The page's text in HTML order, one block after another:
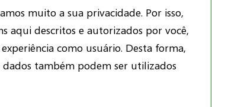
muito a sua privacidade. Por isso,
aqui descritos e autorizados por você,
como usuário. Desta forma,
dados também podem ser utilizados